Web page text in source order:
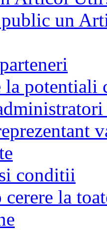
public un
la potentiali
conditii
la